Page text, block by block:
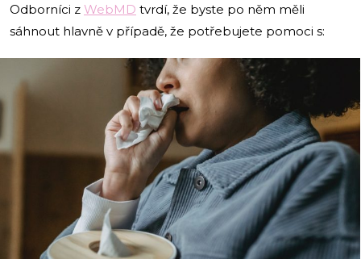
Odborníci z WebMD tvrdí, že byste po něm měli
sáhnout hlavně v případě, že potřebujete pomoci s: